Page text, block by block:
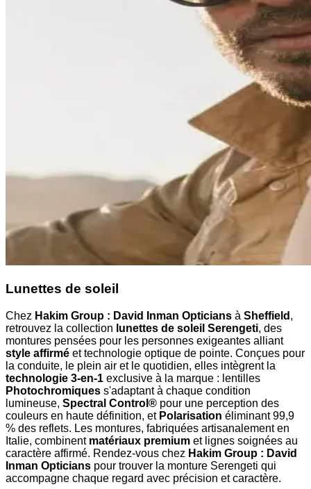
Lunettes de soleil
Chez Hakim Group : David Inman Opticians à Sheffield ,
retrouvez la collection lunettes de soleil Serengeti, des
montures pensées pour les personnes exigeantes alliant
style affirmé et technologie optique de pointe. Conçues pour
la conduite, le plein air et le quotidien, elles intègrent la
technologie 3-en-1 exclusive à la marque : lentilles
Photochromiques s'adaptant à chaque condition
lumineuse, Spectral Control® pour une perception des
couleurs en haute définition, et Polarisation éliminant 99,9
% des reflets. Les montures, fabriquées artisanalement en
Italie, combinent matériaux premium et lignes soignées au
caractère affirmé. Rendez-vous chez Hakim Group : David
Inman Opticians pour trouver la monture Serengeti qui
accompagne chaque regard avec précision et caractère.